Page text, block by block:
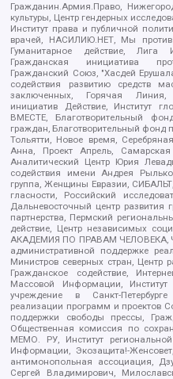
Гражданин.Армия.Право,
культуры, Центр гендерных
Институт права и публичной
врачей, НАСИЛИЮ.НЕТ, Мы
Гуманитарное действие, Лига
Гражданская инициатива
Гражданский Союз, "Хасдей
содействия развитию средств
заключенных, Горячая Линия,
инициатив Действие, Институт
ВМЕСТЕ, Благотворительный
граждан, Благотворительный
Тольятти, Новое время,
Анна, Проект Апрель,
Аналитический Центр Юрия
содействия имени Андрея
группа, Женщины Евразии,
гласности, Российский
Дальневосточный центр развития
партнерства, Пермский
действие, Центр независимых
АКАДЕМИЯ ПО ПРАВАМ ЧЕЛОВЕКА,
административной поддержке
Министров северных стран, Центр
Гражданское содействие,
Массовой Информации,
учреждение в Санкт-
реализации программ и проектов
поддержки свободы прессы,
Общественная комиссия по
МЕМО. РУ, Институт
Информации, Экозащита!-
антимонопольная ассоциация,
Сергей Владимирович,